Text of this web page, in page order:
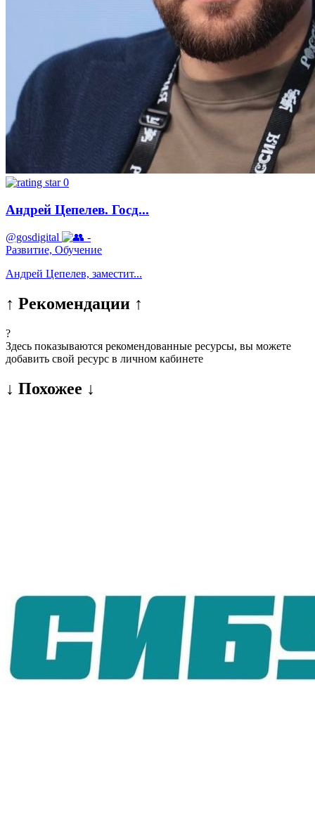
0
Андрей Цепелев. Госд...
@gosdigital
-
Развитие, Обучение
Андрей Цепелев, заместит...
↑ Рекомендации ↑
?
Здесь показываются рекомендованные ресурсы, вы можете
добавить свой ресурс в личном кабинете
↓ Похожее ↓